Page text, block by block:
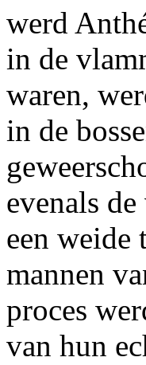
werd
in de
waren,
in de
evenals
een weide
mannen
proces
van hun